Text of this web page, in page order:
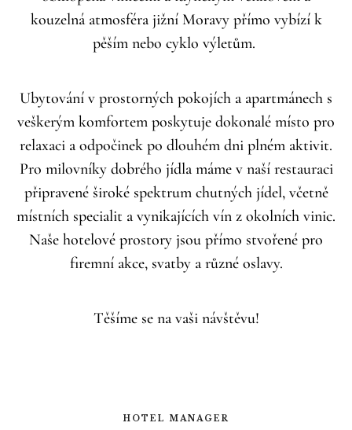
kouzelná atmosféra jižní Moravy přímo vybízí k
pěším nebo cyklo výletům.
Ubytování v prostorných pokojích a apartmánech s
veškerým komfortem poskytuje dokonalé místo pro
relaxaci a odpočinek po dlouhém dni plném aktivit.
Pro milovníky dobrého jídla máme v naší restauraci
připravené široké spektrum chutných jídel, včetně
místních specialit a vynikajících vín z okolních vinic.
Naše hotelové prostory jsou přímo stvořené pro
firemní akce, svatby a různé oslavy.
Těšíme se na vaši návštěvu!
HOTEL MANAGER